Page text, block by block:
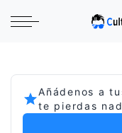
Añádenos a
te pierdas